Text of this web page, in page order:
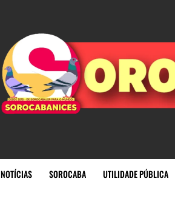
NOTÍCIAS SOROCABA UTILIDADE PÚBLICA